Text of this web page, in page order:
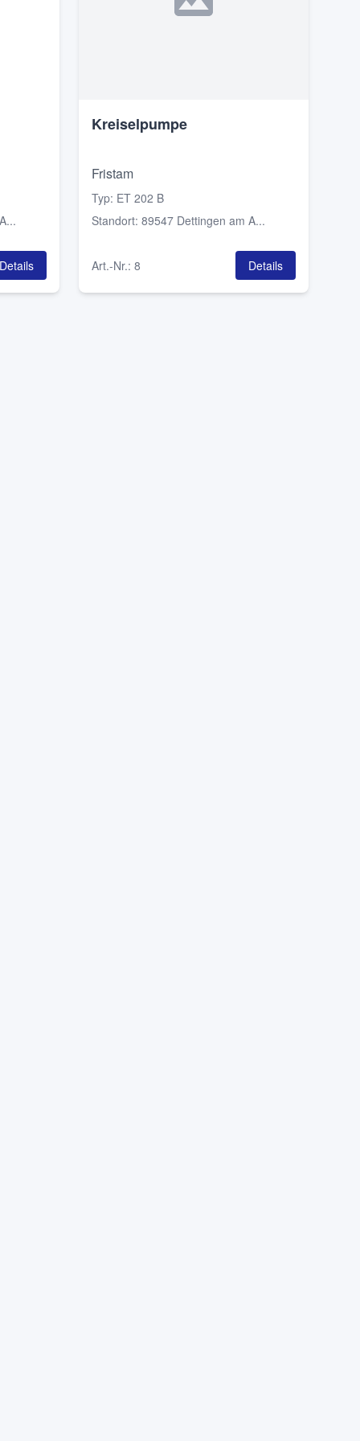
Details
Kreiselpumpe
Fristam
Typ: ET 202 B
Standort: 89547 Dettingen am A...
Art.-Nr.: 8 Details